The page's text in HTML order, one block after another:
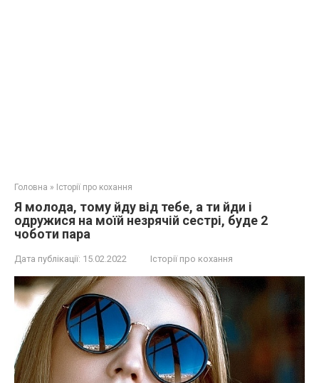
Головна » Історії про кохання
Я молода, тому йду від тебе, а ти йди і
одружися на моїй незрячій сестрі, буде 2
чоботи пара
Дата публікації: 15.02.2022 Історії про кохання